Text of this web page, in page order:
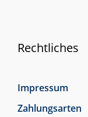
Rechtliches
Impressum
Zahlungsarten